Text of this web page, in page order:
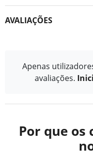
AVALIAÇÕES
Apenas
avaliações.
Por que os